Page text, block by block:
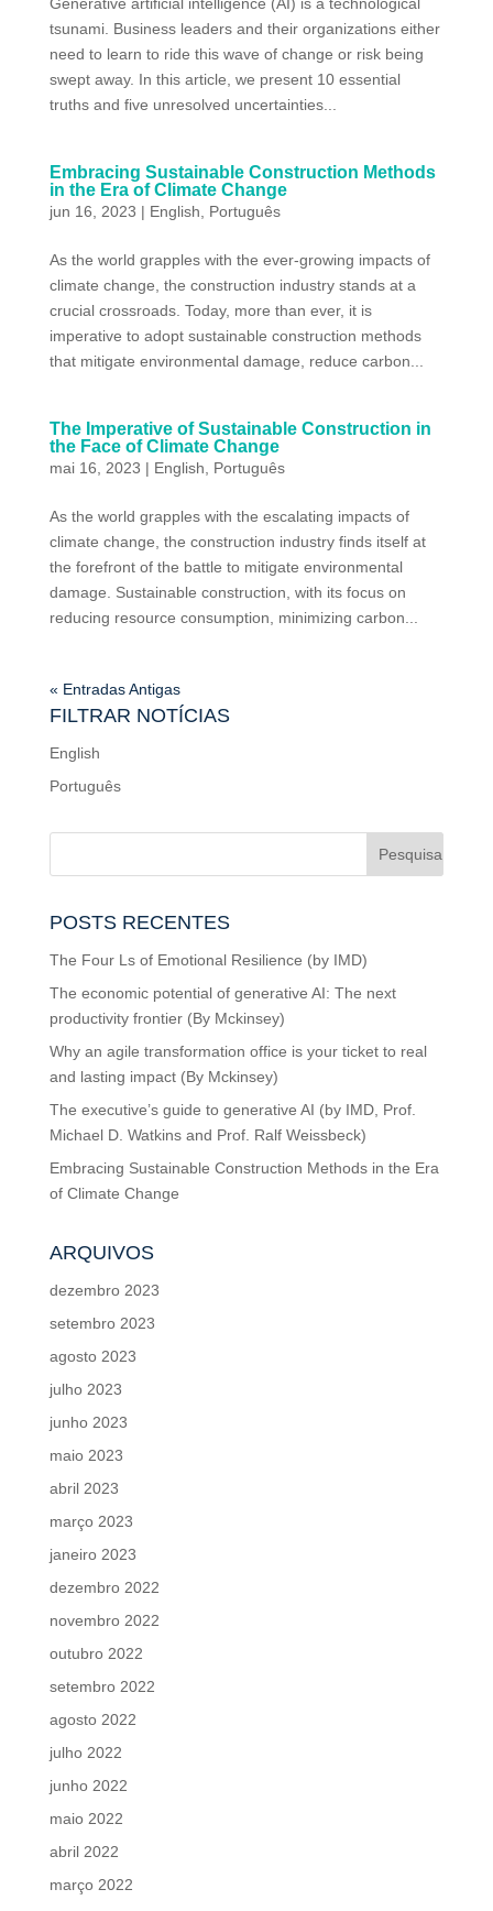
tsunami. Business leaders and their organizations either
need to learn to ride this wave of change or risk being
swept away. In this article, we present 10 essential
truths and five unresolved uncertainties...
Embracing Sustainable Construction Methods
in the Era of Climate Change
jun 16, 2023 | English Português
As the world grapples with the ever-growing impacts of
climate change, the construction industry stands at a
crucial crossroads. Today, more than ever, it is
imperative to adopt sustainable construction methods
that mitigate environmental damage, reduce carbon...
The Imperative of Sustainable Construction in
the Face of Climate Change
mai 16, 2023 | English Português
As the world grapples with the escalating impacts of
climate change, the construction industry finds itself at
the forefront of the battle to mitigate environmental
damage. Sustainable construction, with its focus on
reducing resource consumption, minimizing carbon...
« Entradas Antigas
FILTRAR NOTÍCIAS
English
Português
POSTS RECENTES
The Four Ls of Emotional Resilience (by IMD)
The economic potential of generative AI: The next
productivity frontier (By Mckinsey)
Why an agile transformation office is your ticket to real
and lasting impact (By Mckinsey)
The executive’s guide to generative AI (by IMD, Prof.
Michael D. Watkins and Prof. Ralf Weissbeck)
Embracing Sustainable Construction Methods in the Era
of Climate Change
ARQUIVOS
dezembro 2023
setembro 2023
agosto 2023
julho 2023
junho 2023
maio 2023
abril 2023
março 2023
janeiro 2023
dezembro 2022
novembro 2022
outubro 2022
setembro 2022
agosto 2022
julho 2022
junho 2022
maio 2022
abril 2022
março 2022